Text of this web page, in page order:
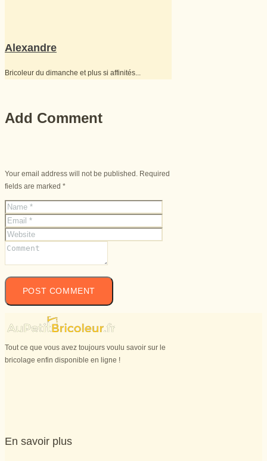
Alexandre
Bricoleur du dimanche et plus si affinités...
Add Comment
Your email address will not be published. Required
fields are marked *
Tout ce que vous avez toujours voulu savoir sur le
bricolage enfin disponible en ligne !
En savoir plus